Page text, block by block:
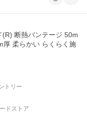
(R) 断熱バンテージ 50m
厚 柔らかい らくらく施
トリー
ドストア